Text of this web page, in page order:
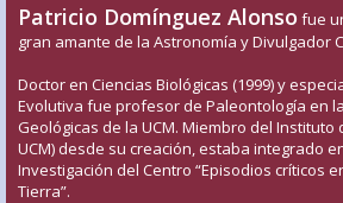
Patricio Domínguez Alonso fue
gran amante de la Astronomía y Divulgador
Doctor en Ciencias Biológicas (1999) y
Evolutiva fue profesor de Paleontología en
Geológicas de la UCM. Miembro del Instituto
UCM) desde su creación, estaba integrado
Investigación del Centro “Episodios críticos
Tierra”.